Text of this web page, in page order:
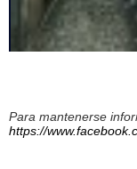
Para mantenerse
https://